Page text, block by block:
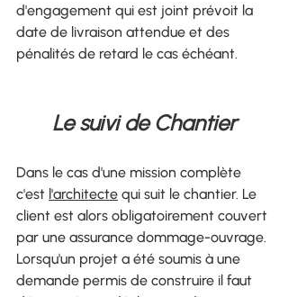
d'engagement qui est joint prévoit la
date de livraison attendue et des
pénalités de retard le cas échéant.
Le suivi de Chantier
Dans le cas d'une mission complète
c'est l'architecte qui suit le chantier. Le
client est alors obligatoirement couvert
par une assurance dommage-ouvrage.
Lorsqu'un projet a été soumis à une
demande permis de construire il faut